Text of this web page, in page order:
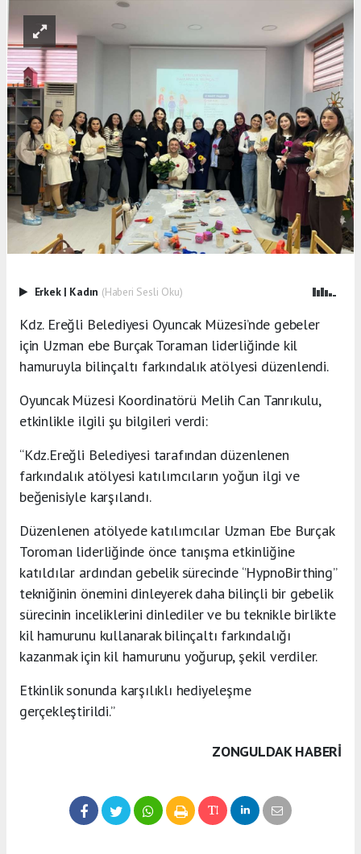
Erkek | Kadın (Haberi Sesli Oku)
Kdz. Ereğli Belediyesi Oyuncak Müzesi’nde gebeler
için Uzman ebe Burçak Toraman liderliğinde kil
hamuruyla bilinçaltı farkındalık atölyesi düzenlendi.
Oyuncak Müzesi Koordinatörü Melih Can Tanrıkulu,
etkinlikle ilgili şu bilgileri verdi:
“Kdz.Ereğli Belediyesi tarafından düzenlenen
farkındalık atölyesi katılımcıların yoğun ilgi ve
beğenisiyle karşılandı.
Düzenlenen atölyede katılımcılar Uzman Ebe Burçak
Toroman liderliğinde önce tanışma etkinliğine
katıldılar ardından gebelik sürecinde ‘’HypnoBirthing’’
tekniğinin önemini dinleyerek daha bilinçli bir gebelik
sürecinin inceliklerini dinlediler ve bu teknikle birlikte
kil hamurunu kullanarak bilinçaltı farkındalığı
kazanmak için kil hamurunu yoğurup, şekil verdiler.
Etkinlik sonunda karşılıklı hediyeleşme
gerçekleştirildi.”
ZONGULDAK HABERİ